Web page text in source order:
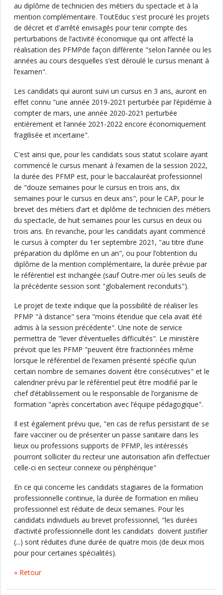
au diplôme de technicien des métiers du spectacle et à la
mention complémentaire. ToutEduc s'est procuré les projets
de décret et d'arrêté envisagés pour tenir compte des
perturbations de l’activité économique qui ont affecté la
réalisation des PFMPde façon différente "selon l’année ou les
années au cours desquelles s’est déroulé le cursus menant à
l’examen".
Les candidats qui auront suivi un cursus en 3 ans, auront en
effet connu "une année 2019-2021 perturbée par l’épidémie à
compter de mars, une année 2020-2021 perturbée
entièrement et l’année 2021-2022 encore économiquement
fragilisée et incertaine".
C'est ainsi que, pour les candidats sous statut scolaire ayant
commencé le cursus menant à l’examen de la session 2022,
la durée des PFMP est, pour le baccalauréat professionnel
de "douze semaines pour le cursus en trois ans, dix
semaines pour le cursus en deux ans", pour le CAP, pour le
brevet des métiers d’art et diplôme de technicien des métiers
du spectacle, de huit semaines pour les cursus en deux ou
trois ans. En revanche, pour les candidats ayant commencé
le cursus à compter du 1er septembre 2021, "au titre d’une
préparation du diplôme en un an", ou pour l’obtention du
diplôme de la mention complémentaire, la durée prévue par
le référentiel est inchangée (sauf Outre-mer où les seuils de
la précédente session sont "globalement reconduits").
Le projet de texte indique que la possibilité de réaliser les
PFMP "à distance" sera "moins étendue que cela avait été
admis à la session précédente". Une note de service
permettra de "lever d’éventuelles difficultés". Le ministère
prévoit que les PFMP "peuvent être fractionnées même
lorsque le référentiel de l’examen présenté spécifie qu’un
certain nombre de semaines doivent être consécutives" et le
calendrier prévu par le référentiel peut être modifié par le
chef d’établissement ou le responsable de l’organisme de
formation "après concertation avec l’équipe pédagogique".
Il est également prévu que, "en cas de refus persistant de se
faire vacciner ou de présenter un passe sanitaire dans les
lieux ou professions supports de PFMP, les intéressés
pourront solliciter du recteur une autorisation afin d’effectuer
celle-ci en secteur connexe ou périphérique"
En ce qui concerne les candidats stagiaires de la formation
professionnelle continue, la durée de formation en milieu
professionnel est réduite de deux semaines. Pour les
candidats individuels au brevet professionnel, "les durées
d’activité professionnelle dont les candidats doivent justifier
(...) sont réduites d’une durée de quatre mois (de deux mois
pour pour certaines spécialités).
« Retour